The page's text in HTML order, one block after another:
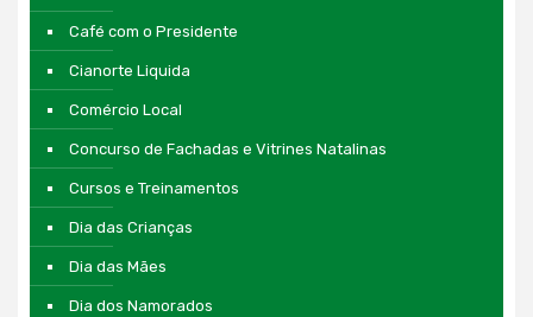
Café com o Presidente
Cianorte Liquida
Comércio Local
Concurso de Fachadas e Vitrines Natalinas
Cursos e Treinamentos
Dia das Crianças
Dia das Mães
Dia dos Namorados